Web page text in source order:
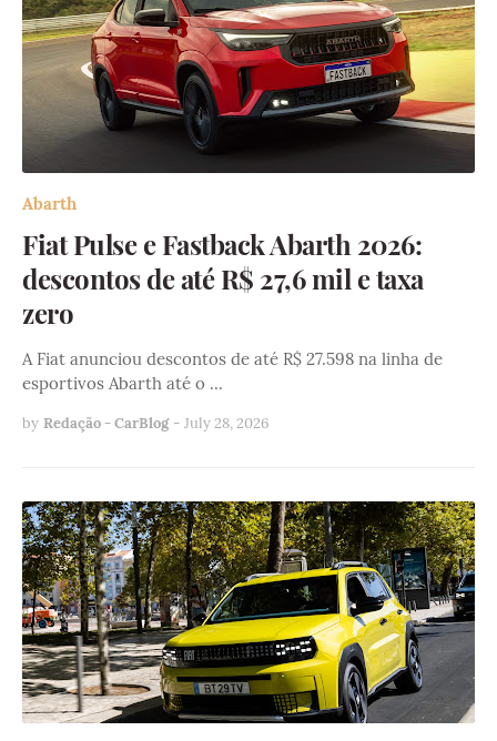
Abarth
Fiat Pulse e Fastback Abarth 2026:
descontos de até R$ 27,6 mil e taxa
zero
A Fiat anunciou descontos de até R$ 27.598 na linha de
esportivos Abarth até o …
by Redação - CarBlog - July 28, 2026